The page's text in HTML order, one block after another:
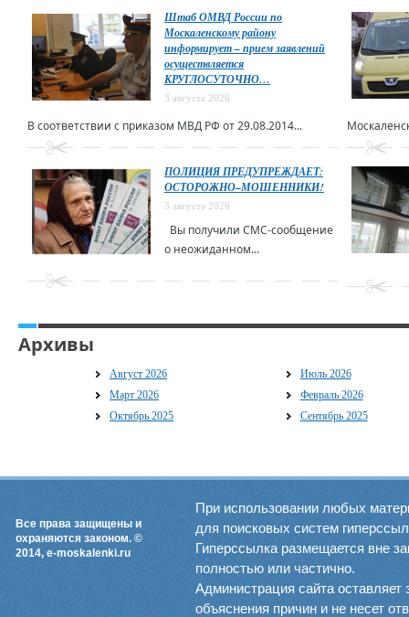
Штаб ОМВД России по
Москаленскому району
информирует – прием заявлений
осуществляется
КРУГЛОСУТОЧНО…
3 августа 2026
В соответствии с приказом МВД РФ от 29.08.2014...
ПОЛИЦИЯ ПРЕДУПРЕЖДАЕТ:
ОСТОРОЖНО–МОШЕННИКИ!
3 августа 2026
Вы получили СМС-сообщение
о неожиданном...
Архивы
Август 2026
Июль 2026
Март 2026
Февраль 2026
Октябрь 2025
Сентябрь 2025
Все права защищены и
охраняются законом. ©
2014, e-moskalenki.ru
При использовании любых
для поисковых систем
Гиперссылка размещается вне
полностью или частично.
Администрация сайта оставляет
объяснения причин и не несет